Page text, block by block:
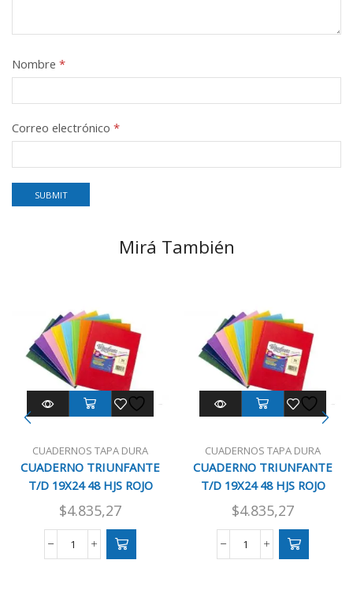
Nombre *
Correo electrónico *
Mirá También
CUADERNOS TAPA DURA
CUADERNO TRIUNFANTE
T/D 19X24 48 HJS ROJO
RAYADO
$4.835,27
CUADERNO
CUADERNOS TAPA DURA
CUADERNO TRIUNFANTE
T/D 19X24 48 HJS ROJO
CUAD CHI
$4.835,27
CUADERNO